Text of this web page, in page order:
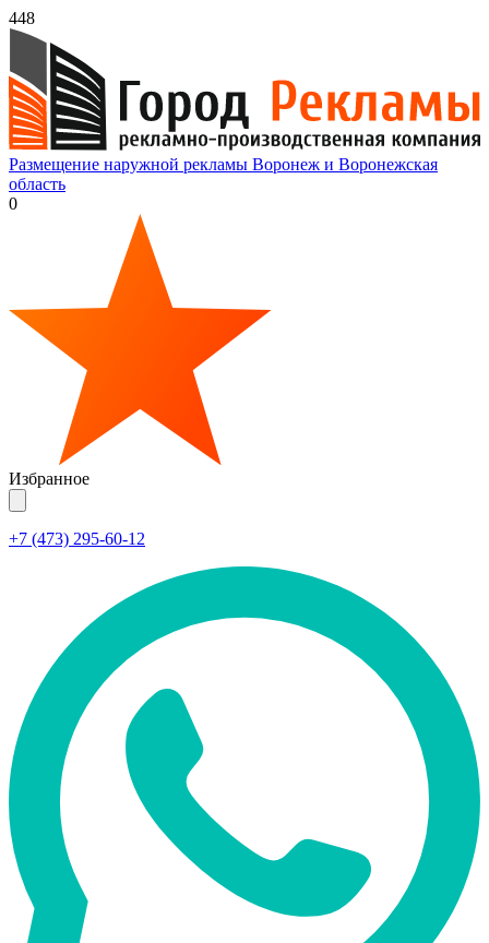
448
Размещение наружной рекламы Воронеж и Воронежская
область
0
Избранное
+7 (473) 295-60-12